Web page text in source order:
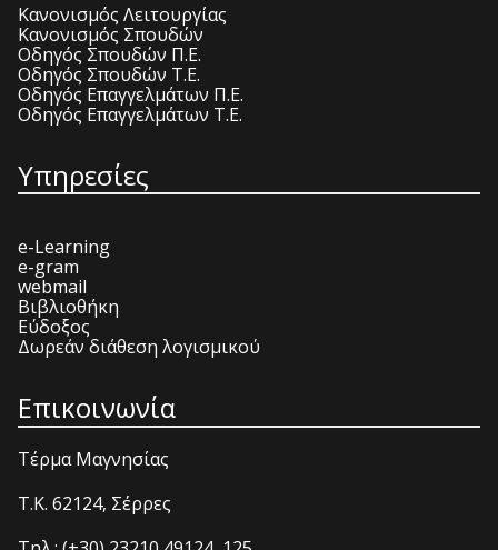
Κανονισμός Λειτουργίας
Κανονισμός Σπουδών
Οδηγός Σπουδών Π.Ε.
Οδηγός Σπουδών Τ.Ε.
Οδηγός Επαγγελμάτων Π.Ε.
Οδηγός Επαγγελμάτων Τ.Ε.
Υπηρεσίες
e-Learning
e-gram
webmail
Βιβλιοθήκη
Εύδοξος
Δωρεάν διάθεση λογισμικού
Επικοινωνία
Τέρμα Μαγνησίας
T.K. 62124, Σέρρες